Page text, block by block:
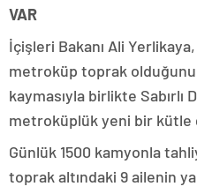
VAR
İçişleri Bakanı Ali
metroküp toprak
kaymasıyla birlikte Sabırlı
metroküplük yeni bir kütle
Günlük 1500 kamyonla
toprak altındaki 9 ailenin